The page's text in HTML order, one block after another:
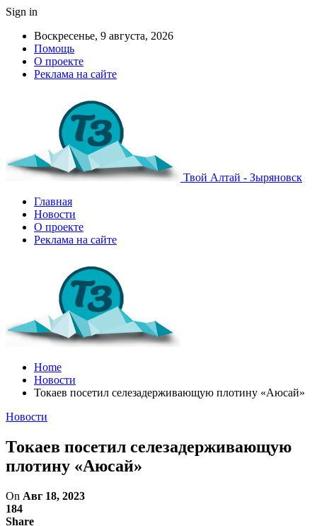
Sign in
Воскресенье, 9 августа, 2026
Помощь
О проекте
Реклама на сайте
Твой Алтай - Зыряновск
Главная
Новости
О проекте
Реклама на сайте
Home
Новости
Токаев посетил селезадерживающую плотину «Аюсай»
Новости
Токаев посетил селезадерживающую
плотину «Аюсай»
On Авг 18, 2023
184
Share